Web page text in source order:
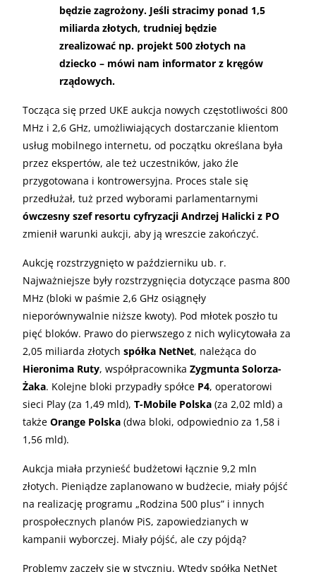
będzie zagrożony. Jeśli stracimy ponad 1,5
miliarda złotych, trudniej będzie
zrealizować np. projekt 500 złotych na
dziecko – mówi nam informator z kręgów
rządowych.
Tocząca się przed UKE aukcja nowych częstotliwości 800
MHz i 2,6 GHz, umożliwiających dostarczanie klientom
usług mobilnego internetu, od początku określana była
przez ekspertów, ale też uczestników, jako źle
przygotowana i kontrowersyjna. Proces stale się
przedłużał, tuż przed wyborami parlamentarnymi
ówczesny szef resortu cyfryzacji Andrzej Halicki z PO
zmienił warunki aukcji, aby ją wreszcie zakończyć.
Aukcję rozstrzygnięto w październiku ub. r.
Najważniejsze były rozstrzygnięcia dotyczące pasma 800
MHz (bloki w paśmie 2,6 GHz osiągnęły
nieporównywalnie niższe kwoty). Pod młotek poszło tu
pięć bloków. Prawo do pierwszego z nich wylicytowała za
2,05 miliarda złotych spółka NetNet, należąca do
Hieronima Ruty, współpracownika Zygmunta Solorza-
Żaka. Kolejne bloki przypadły spółce P4, operatorowi
sieci Play (za 1,49 mld), T-Mobile Polska (za 2,02 mld) a
także Orange Polska (dwa bloki, odpowiednio za 1,58 i
1,56 mld).
Aukcja miała przynieść budżetowi łącznie 9,2 mln
złotych. Pieniądze zaplanowano w budżecie, miały pójść
na realizację programu „Rodzina 500 plus” i innych
prospołecznych planów PiS, zapowiedzianych w
kampanii wyborczej. Miały pójść, ale czy pójdą?
Problemy zaczęły się w styczniu. Wtedy spółka NetNet